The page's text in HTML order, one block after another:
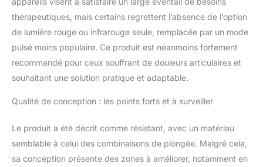
d'un tampon flexible de
39 x 22 x 1,3 cm
intégré avec une
gamme alternée de 120
lumières rouges (660
nm) et de 240 lumières
(850 nm). [Cet appareil
séparément des
lumières rouges ou
infrarouges pour le
traitement] – Lorsque
thérapeutiques, mais certains regrettent l’absence de l’option
de lumière rouge ou infrarouge seule, remplacée par un mode
pulsé moins populaire. Ce produit est néanmoins fortement
recommandé pour ceux souffrant de douleurs articulaires et
souhaitant une solution pratique et adaptable.
Qualité de conception : les points forts et à surveiller
Le produit a été décrit comme résistant, avec un matériau
semblable à celui des combinaisons de plongée. Malgré cela,
sa conception présente des zones à améliorer, notamment en